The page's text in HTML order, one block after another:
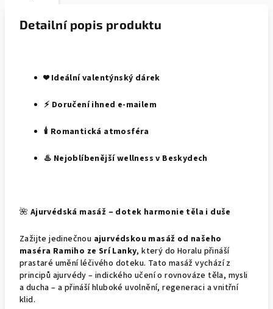
Detailní popis produktu
❤️ Ideální valentýnský dárek
⚡ Doručení ihned e-mailem
🕯️ Romantická atmosféra
♨️ Nejoblíbenější wellness v Beskydech
🌺 Ajurvédská masáž – dotek harmonie těla i duše
Zažijte jedinečnou ajurvédskou masáž od našeho
maséra Ramiho ze Srí Lanky, který do Horalu přináší
prastaré umění léčivého doteku. Tato masáž vychází z
principů ajurvédy – indického učení o rovnováze těla, mysli
a ducha – a přináší hluboké uvolnění, regeneraci a vnitřní
klid.